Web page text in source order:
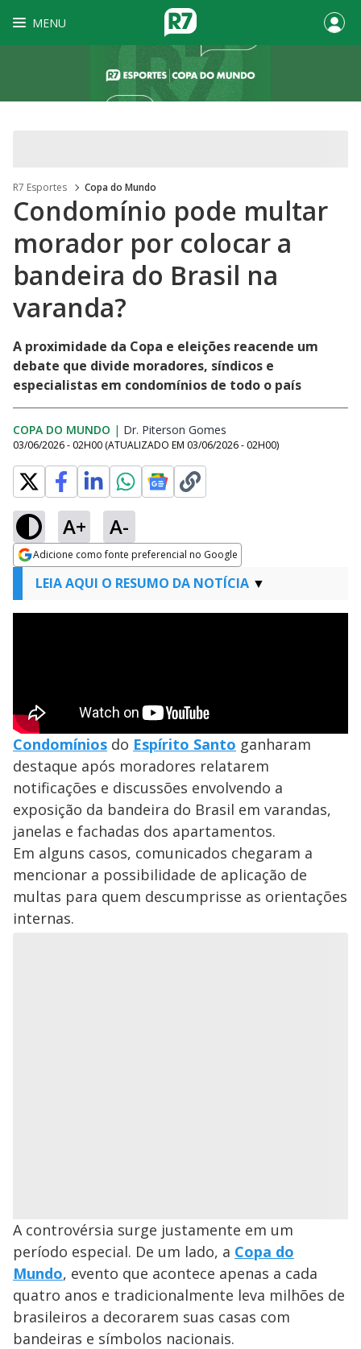
MENU
R7 Esportes Copa do Mundo
Condomínio pode multar
morador por colocar a
bandeira do Brasil na
varanda?
A proximidade da Copa e eleições reacende um
debate que divide moradores, síndicos e
especialistas em condomínios de todo o país
COPA DO MUNDO | Dr. Piterson Gomes
03/06/2026 - 02H00 (ATUALIZADO EM 03/06/2026 - 02H00)
A+ A-
Adicione como fonte preferencial no Google
Opens in new window
LEIA AQUI O RESUMO DA NOTÍCIA
Condomínios do Espírito Santo ganharam
destaque após moradores relatarem
notificações e discussões envolvendo a
exposição da bandeira do Brasil em varandas,
janelas e fachadas dos apartamentos.
Em alguns casos, comunicados chegaram a
mencionar a possibilidade de aplicação de
multas para quem descumprisse as orientações
internas.
A controvérsia surge justamente em um
período especial. De um lado, a Copa do
Mundo, evento que acontece apenas a cada
quatro anos e tradicionalmente leva milhões de
brasileiros a decorarem suas casas com
bandeiras e símbolos nacionais.